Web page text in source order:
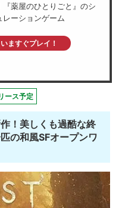
『薬屋のひとりごと』のシ
レーションゲーム
いますぐプレイ！
ース予定
！美しくも過酷な終
の和風SFオープンワ